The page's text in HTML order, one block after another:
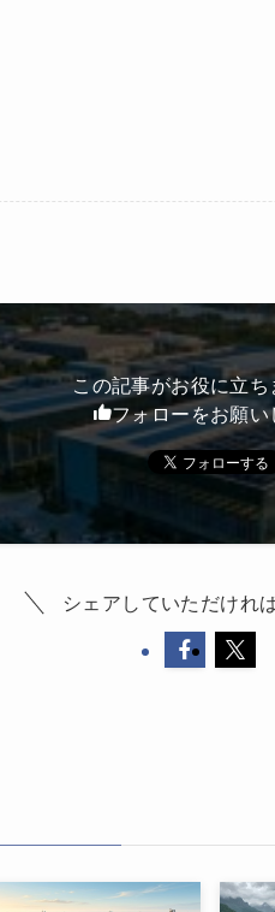
この記事がお役に立ち
フォローをお願
シェアしていただけれ